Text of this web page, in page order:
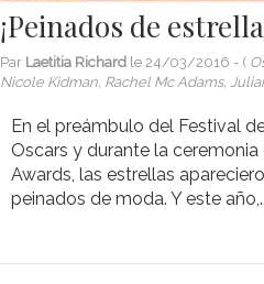
¡Peinados de
Par Laetitia Richard le 24/03/2016 - (
Nicole Kidman, Rachel Mc Adams,
En el preámbulo del Festival
Oscars y durante la
Awards, las estrellas
peinados de moda. Y este